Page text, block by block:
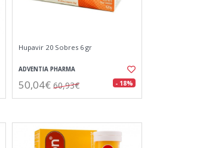
Hupavir 20 Sobres 6 gr
ADVENTIA PHARMA
50,04€ 60,93€ - 18%